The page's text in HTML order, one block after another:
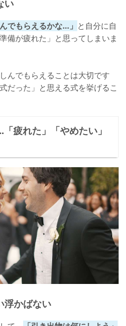
い
でもらえるかな…」 と自分に自
備が疲れた」と思ってしまいま
んでもらえることは大切です
だった」と思える式を挙げるこ
疲れた」「やめたい」
浮かばない